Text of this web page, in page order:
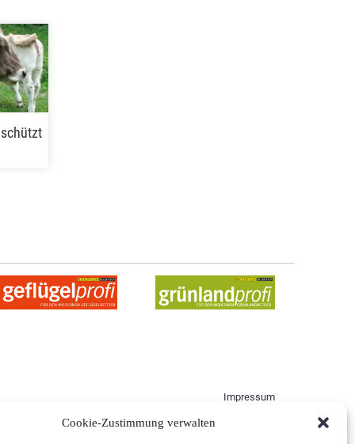
Cookie-Zustimmung verwalten
Impressum
Allgemeine Geschäftsbedingungen